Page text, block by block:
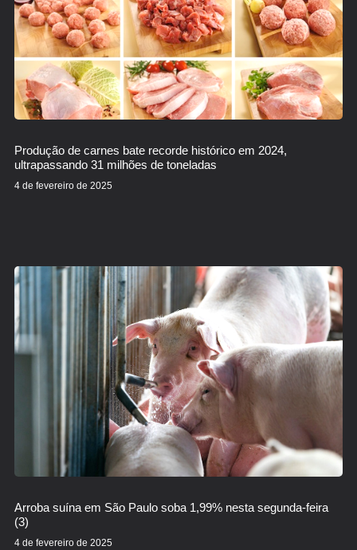
Produção de carnes bate recorde histórico em 2024,
ultrapassando 31 milhões de toneladas
4 de fevereiro de 2025
Arroba suína em São Paulo soba 1,99% nesta segunda-feira
(3)
4 de fevereiro de 2025